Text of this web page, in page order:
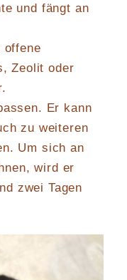
und fängt an
offene
Zeolit oder
Er kann
zu weiteren
Um sich an
wird er
zwei Tagen